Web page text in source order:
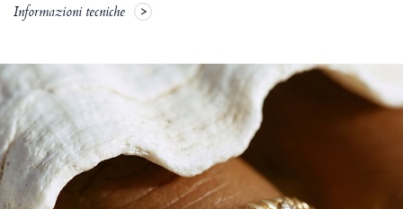
Informazioni tecniche